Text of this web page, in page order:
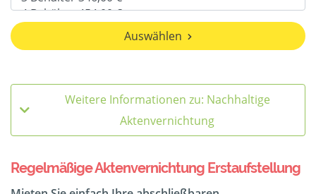
Auswählen
Weitere Informationen zu: Nachhaltige
Aktenvernichtung
Regelmäßige Aktenvernichtung Erstaufstellung